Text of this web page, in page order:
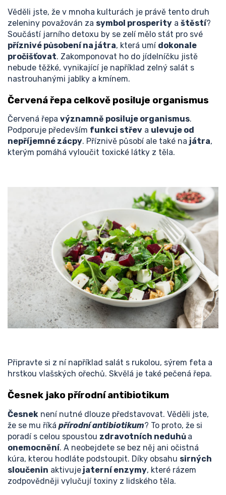
Věděli jste, že v mnoha kulturách je právě tento druh
zeleniny považován za symbol prosperity a štěstí?
Součástí jarního detoxu by se zelí mělo stát pro své
příznivé působení na játra, která umí dokonale
pročišťovat. Zakomponovat ho do jídelníčku jistě
nebude těžké, vynikající je například zelný salát s
nastrouhanými jablky a kmínem.
Červená řepa celkově posiluje organismus
Červená řepa významně posiluje organismus.
Podporuje především funkci střev a ulevuje od
nepříjemné zácpy. Příznivě působí ale také na játra,
kterým pomáhá vyloučit toxické látky z těla.
Připravte si z ní například salát s rukolou, sýrem feta a
hrstkou vlašských ořechů. Skvělá je také pečená řepa.
Česnek jako přírodní antibiotikum
Česnek není nutné dlouze představovat. Věděli jste,
že se mu říká přírodní antibiotikum? To proto, že si
poradí s celou spoustou zdravotních neduhů a
onemocnění. A neobejdete se bez něj ani očistná
kúra, kterou hodláte podstoupit. Díky obsahu sirných
sloučenin aktivuje jaterní enzymy, které rázem
zodpovědněji vylučují toxiny z lidského těla.